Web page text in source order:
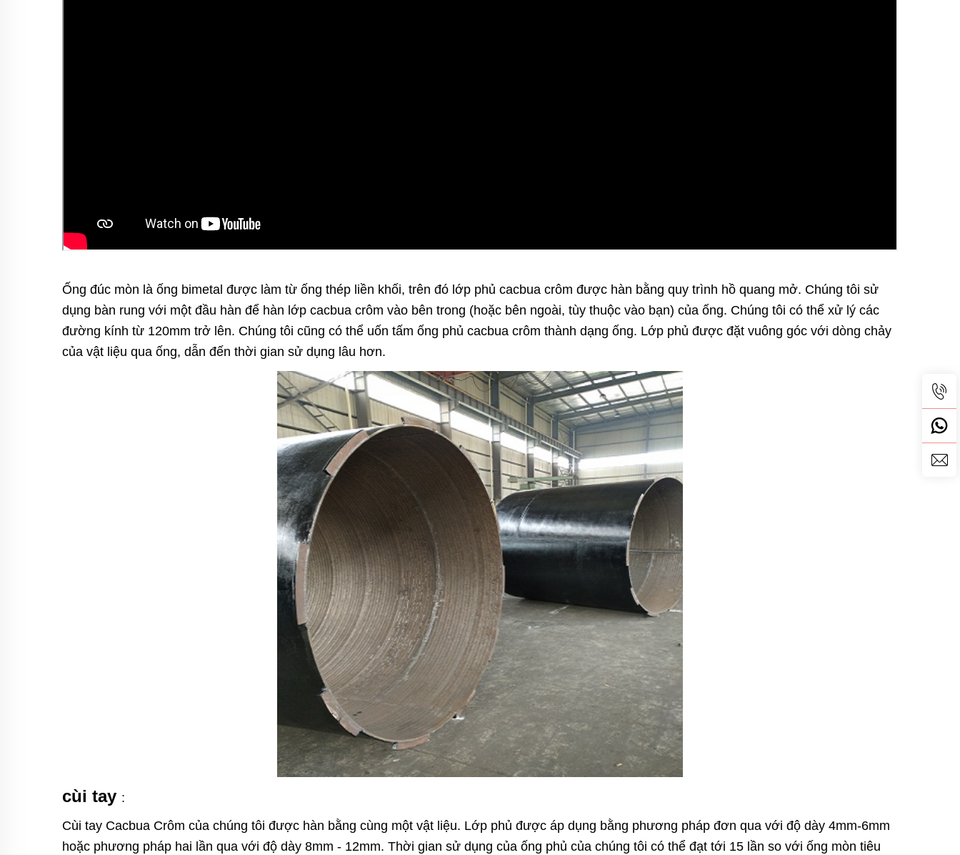
Ống đúc mòn là ống bimetal được làm từ ống thép liền khối, trên đó lớp phủ cacbua crôm được hàn bằng quy trình hồ quang mở. Chúng tôi sử
dụng bàn rung với một đầu hàn để hàn lớp cacbua crôm vào bên trong (hoặc bên ngoài, tùy thuộc vào bạn) của ống. Chúng tôi có thể xử lý các
đường kính từ 120mm trở lên. Chúng tôi cũng có thể uốn tấm ống phủ cacbua crôm thành dạng ống. Lớp phủ được đặt vuông góc với dòng chảy
của vật liệu qua ống, dẫn đến thời gian sử dụng lâu hơn.
cùi tay :
Cùi tay Cacbua Crôm của chúng tôi được hàn bằng cùng một vật liệu. Lớp phủ được áp dụng bằng phương pháp đơn qua với độ dày 4mm-6mm
hoặc phương pháp hai lần qua với độ dày 8mm - 12mm. Thời gian sử dụng của ống phủ của chúng tôi có thể đạt tới 15 lần so với ống mòn tiêu